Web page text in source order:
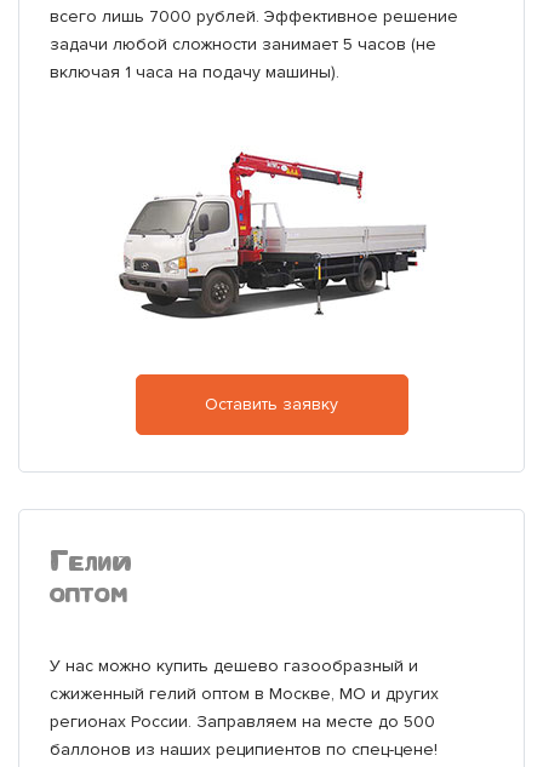
всего лишь 7000 рублей. Эффективное решение
задачи любой сложности занимает 5 часов (не
включая 1 часа на подачу машины).
Оставить заявку
Гелий
оптом
У нас можно купить дешево газообразный и
сжиженный гелий оптом в Москве, МО и других
регионах России. Заправляем на месте до 500
баллонов из наших реципиентов по спец-цене!